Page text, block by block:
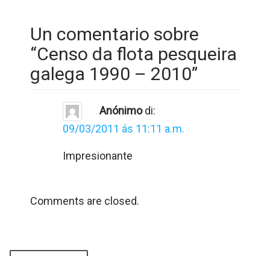
Un comentario sobre
“Censo da flota pesqueira
galega 1990 – 2010”
Anónimo di:
09/03/2011 ás 11:11 a.m.
Impresionante
Comments are closed.